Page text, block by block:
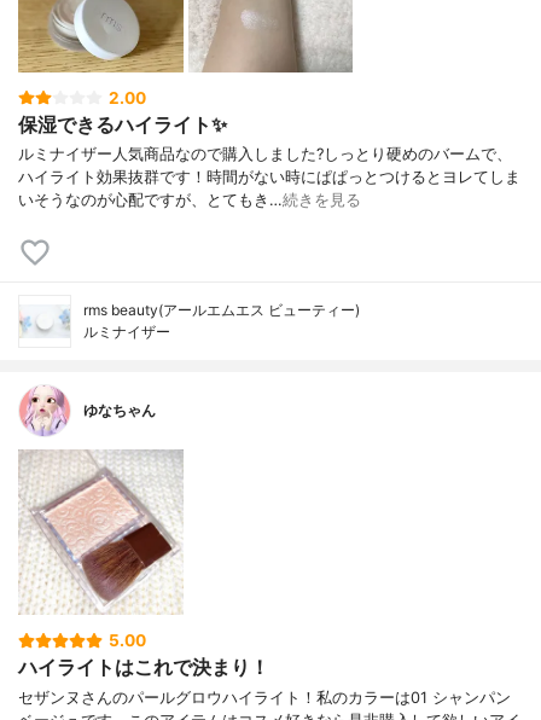
2.00
保湿できるハイライト✨
ルミナイザー人気商品なので購入しました?しっとり硬めのバームで、
ハイライト効果抜群です！時間がない時にぱぱっとつけるとヨレてしま
いそうなのが心配ですが、とてもき…続きを見る
rms beauty(アールエムエス ビューティー)
ルミナイザー
ゆなちゃん
5.00
ハイライトはこれで決まり！
セザンヌさんのパールグロウハイライト！私のカラーは01 シャンパン